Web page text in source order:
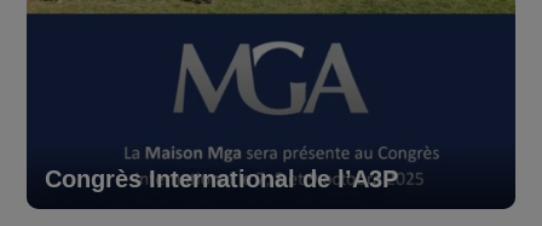
Congrès International de l’A3P